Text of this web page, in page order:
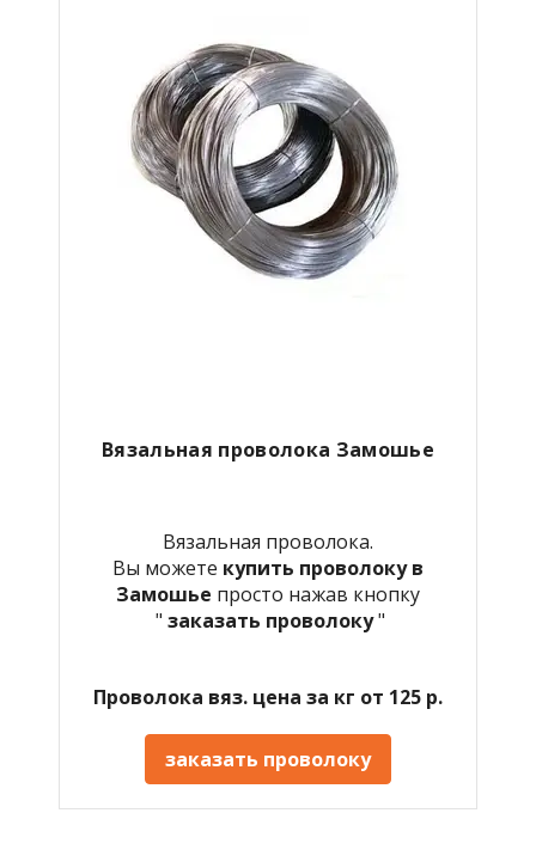
Вязальная проволока Замошье
Вязальная проволока.
Вы можете купить проволоку в
Замошье просто нажав кнопку
" заказать проволоку"
Проволока вяз. цена за кг от 125 р.
заказать проволоку